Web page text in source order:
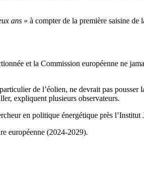
ans » à compter de la première saisine
et la Commission européenne ne
de l’éolien, ne devrait pas pousser
expliquent plusieurs observateurs.
en politique énergétique près l’Institut
européenne (2024-2029).